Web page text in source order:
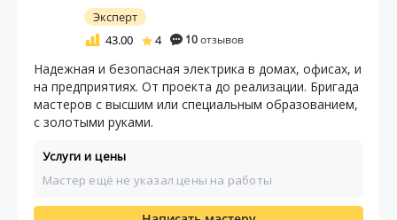
Эксперт
43.00
4 10отзывов
Надежная и безопасная электрика в домах, офисах, и
на предприятиях. От проекта до реализации. Бригада
мастеров с высшим или специальным образованием,
с золотыми руками.
Услуги и цены
Мастер ещё не указал цены на работы